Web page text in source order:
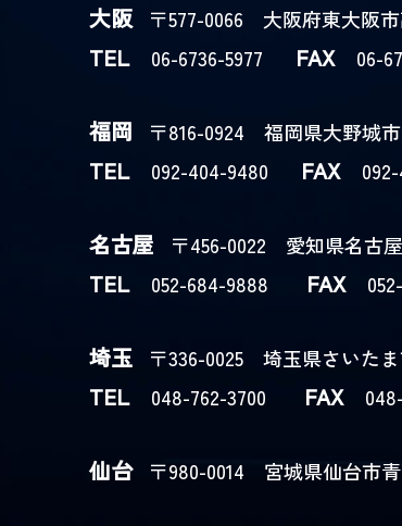
大阪 〒577-0066 大阪府東大阪
TEL06-6736-5977 FAX06-
福岡 〒816-0924 福岡県大野城
TEL092-404-9480 FAX092-
名古屋 〒456-0022 愛知県名古
TEL052-684-9888 FAX052-
埼玉 〒336-0025 埼玉県さいた
TEL048-762-3700 FAX048-
仙台 〒980-0014 宮城県仙台市